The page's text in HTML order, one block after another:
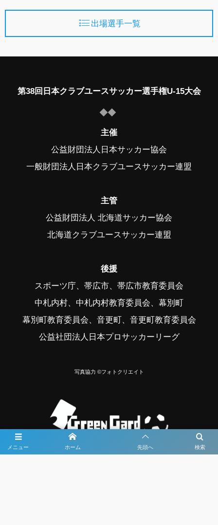
出場選手一覧
メニュー 検索
ホーム 先頭へ
第38回日本クラブユースサッカー選手権U-15大会
主催
公益財団法人日本サッカー協会
一般財団法人日本クラブユースサッカー連盟
主管
公益財団法人 北海道サッカー協会
北海道クラブユースサッカー連盟
後援
スポーツ庁、帯広市、帯広市教育委員会
中札内村、中札内村教育委員会、幕別町
幕別町教育委員会、音更町、音更町教育委員会
公益社団法人日本プロサッカーリーグ
写真協力 ©フォトクリエイト